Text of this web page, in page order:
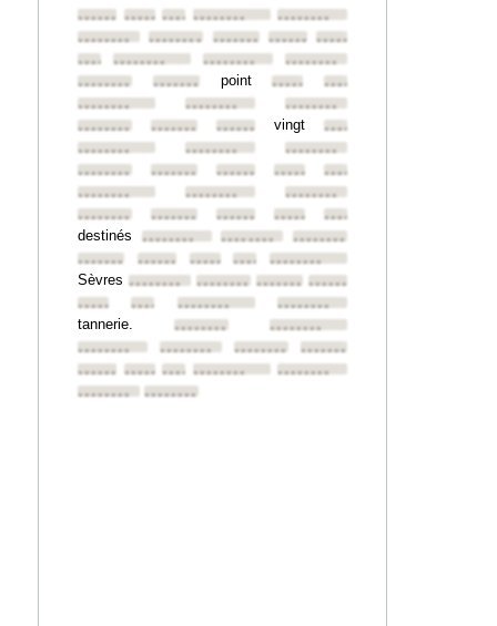
••••••••••••••••••••••••••••••••
••••••••
••••••••
•••••••• •••••••• ••••••••••••••••
•••••••••••••••• ••••••••
••••••••
••••••••
•••••••• point••••••••••••••••
••••••••
••••••••
••••••••
••••••••
•••••••• ••••••••vingt ••••••••
••••••••
••••••••
••••••••
••••••••
•••••••• •••••••• ••••••••••••••••
••••••••
••••••••
••••••••
••••••••
•••••••• •••••••• ••••••••••••••••
destinés •••••••• ••••••••
••••••••
••••••••
••••••••••••••••••••••••••••••••
Sèvres •••••••• •••••••• ••••••••••••••••
••••••••••••••••••••••••
••••••••
tannerie. ••••••••
••••••••
••••••••
•••••••• ••••••••
••••••••
••••••••••••••••••••••••••••••••
••••••••
••••••••
••••••••